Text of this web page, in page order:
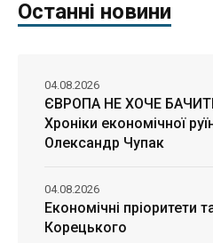
Останні новини
ЄВРОПА НЕ ХОЧЕ
Хроніки економічної
Олександр Чупак
04.08.2026
Економічні пріоритети
Корецького
04.08.2026